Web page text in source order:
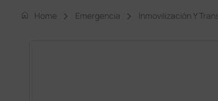
home Home Emergencia Inmovilización Y